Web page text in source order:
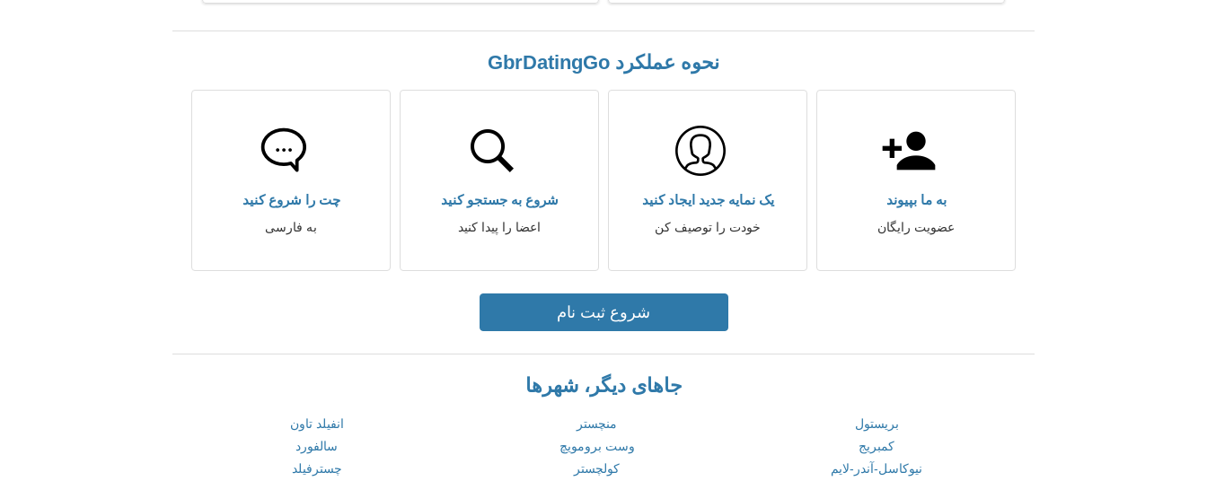
نحوه عملکرد GbrDatingGo
به ما بپیوند
عضویت رایگان
یک نمایه جدید ایجاد کنید
خودت را توصیف کن
شروع به جستجو کنید
اعضا را پیدا کنید
چت را شروع کنید
به فارسی
شروع ثبت نام
جاهای دیگر، شهرها
بریستول منچستر
انفیلد تاون
کمبریج
وست برومویچ
سالفورد
نیوکاسل-آندر-لایم
کولچستر چسترفیلد